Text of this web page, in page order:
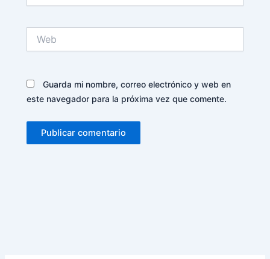
Guarda mi nombre, correo electrónico y web en
este navegador para la próxima vez que comente.